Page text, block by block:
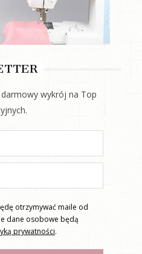
wykrój na Top
otrzymywać maile od
dane osobowe będą
prywatności.